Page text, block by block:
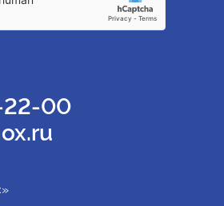
22-00